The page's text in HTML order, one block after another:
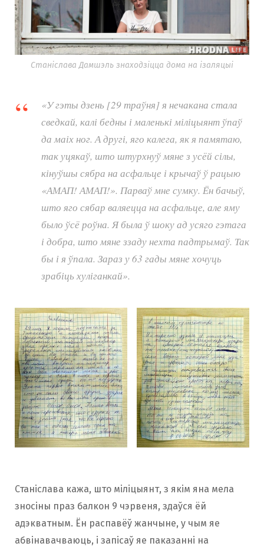
Станіслава Дамшэль знаходзіцца дома на ізаляцыі
«У гэты дзень [29 траўня] я нечакана стала
сведкай, калі бедны і маленькі міліцыянт ўпаў
да маіх ног. А другі, яго калега, як я памятаю,
так уцякаў, што штурхнуў мяне з усёй сілы,
кінуўшы сябра на асфальце і крычаў ў рацыю
«АМАП! АМАП!». Парваў мне сумку. Ён бачыў,
што яго сябар валяецца на асфальце, але яму
было ўсё роўна. Я была ў шоку ад усяго гэтага
і добра, што мяне ззаду нехта падтрымаў. Так
бы і я ўпала. Зараз у 63 гады мяне хочуць
зрабіць хуліганкай».
Станіслава кажа, што міліцыянт, з якім яна мела
зносіны праз балкон 9 чэрвеня, здаўся ёй
адэкватным. Ён распавёў жанчыне, у чым яе
абвінавачваюць, і запісаў яе паказанні на